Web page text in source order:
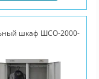
шкаф ШСО-2000-